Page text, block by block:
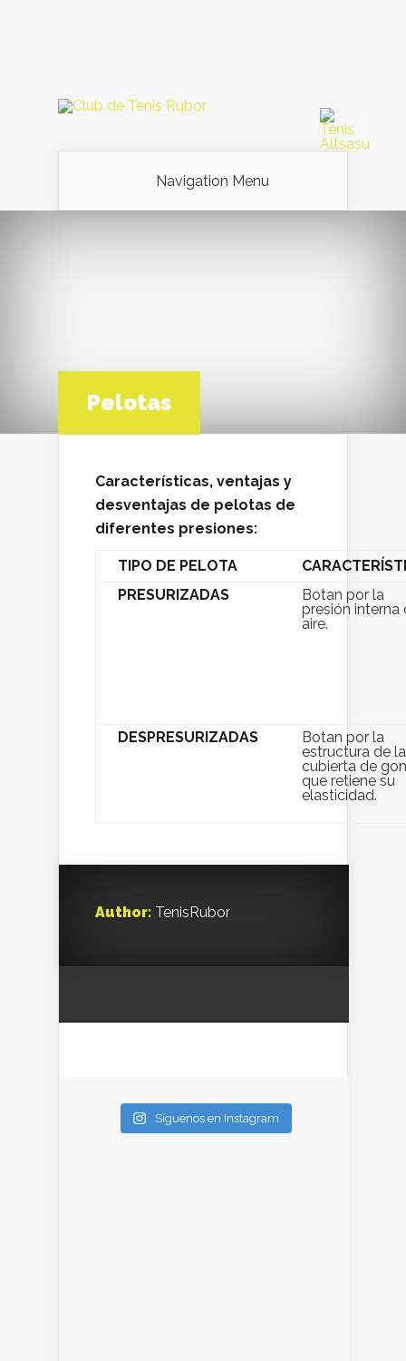
Navigation Menu
Pelotas
Características, ventajas y
desventajas de pelotas de
diferentes presiones:
TIPO DE PELOTA
PRESURIZADAS
Botan por la
presión interna
aire.
DESPRESURIZADAS
Botan por la
estructura de la
cubierta de
que retiene su
elasticidad.
Author: TenisRubor
Síguenos en Instagram